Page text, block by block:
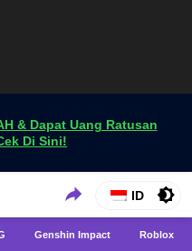
& Dapat Uang Ratusan
Di Sini!
News
Games Terbaru Hanya di VCGamers
ID
Genshin Impact Roblox